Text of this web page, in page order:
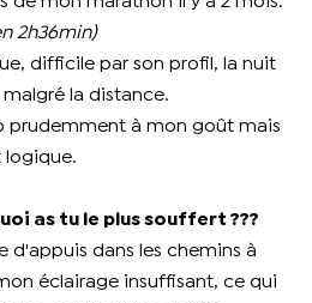
2h36min)
difficile par son profil, la nuit
la distance.
prudemment à mon goût mais
logique.
as tu le plus souffert ???
d'appuis dans les chemins à
éclairage insuffisant, ce qui